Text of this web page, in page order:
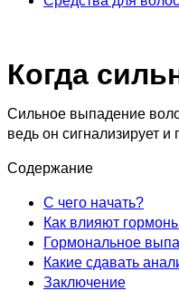
Когда
Сильное выпадение
ведь он сигнализирует
Содержание
С чего начать?
Как влияют
Гормональное
Какие сдавать
Заключение